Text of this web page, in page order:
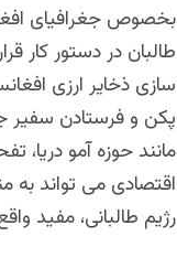
بخصوص جغرافیای
طالبان در دستور کار
سازی ذخایر ارزی
مانند حوزه آمو
اقتصادی می تواند
رژیم طالبانی، مفید